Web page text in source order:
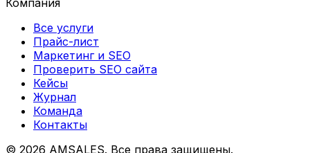
Все услуги
Прайс-лист
Маркетинг и SEO
Проверить SEO сайта
Кейсы
Журнал
Команда
Контакты
© 2026 AMSALES. Все права защищены.